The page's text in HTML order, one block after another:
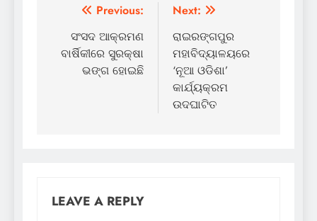
Post
navigation
Previous:
ସଂସଦ ଆକ୍ରମଣ
ବାର୍ଷିକୀରେ ସୁରକ୍ଷା
ଭଙ୍ଗ ହୋଇଛି
Next:
ରାଇରଙ୍ଗପୁର
ମହାବିଦ୍ୟାଳୟରେ
‘ନୂଆ ଓଡିଶା’
କାର୍ଯ୍ୟକ୍ରମ
ଉଦଘାଟିତ
LEAVE A REPLY